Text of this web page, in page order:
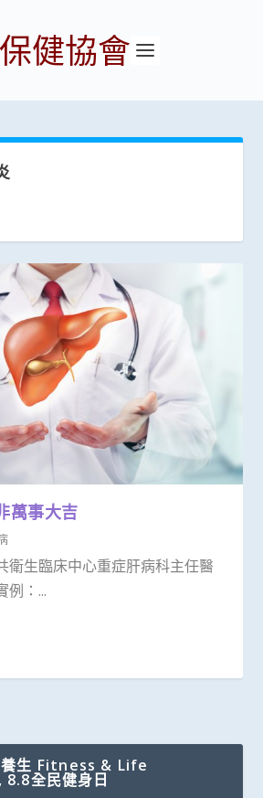
健協會
萬事大吉
衛生臨床中心重症肝病科主任醫
：...
養生 Fitness & Life
全民健身日